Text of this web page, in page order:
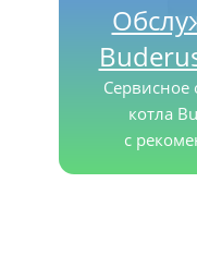
Сервисное
котла
с